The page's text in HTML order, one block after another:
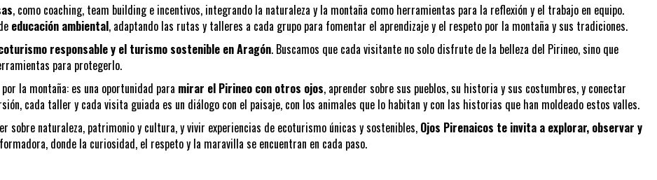
, como coaching, team building e incentivos, integrando la naturaleza y la montaña como herramientas para la reflexión y el trabajo en equipo.
educación ambiental, adaptando las rutas y talleres a cada grupo para fomentar el aprendizaje y el respeto por la montaña y sus tradiciones.
responsable y el turismo sostenible en Aragón. Buscamos que cada visitante no solo disfrute de la belleza del Pirineo, sino que
para protegerlo.
la montaña: es una oportunidad para mirar el Pirineo con otros ojos, aprender sobre sus pueblos, su historia y sus costumbres, y conectar
cada taller y cada visita guiada es un diálogo con el paisaje, con los animales que lo habitan y con las historias que han moldeado estos valles.
sobre naturaleza, patrimonio y cultura, y vivir experiencias de ecoturismo únicas y sostenibles, Ojos Pirenaicos te invita a explorar, observar y
donde la curiosidad, el respeto y la maravilla se encuentran en cada paso.